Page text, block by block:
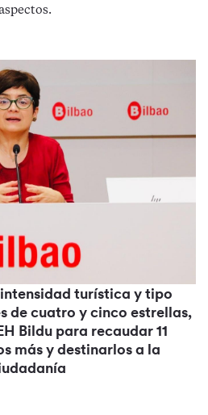
turística y tipo
de cuatro y cinco estrellas,
Bildu para recaudar 11
más y destinarlos a la